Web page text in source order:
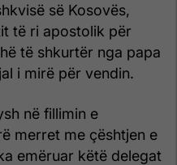
së Kosovës,
të ri apostolik për
të shkurtër nga papa
i mirë për vendin.
në fillimin e
merret me çështjen e
emëruar këtë delegat